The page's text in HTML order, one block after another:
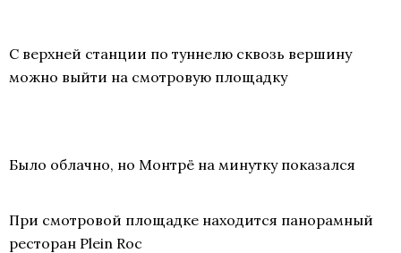
С верхней станции по туннелю сквозь вершину
можно выйти на смотровую площадку
Было облачно, но Монтрё на минутку показался
При смотровой площадке находится панорамный
ресторан Plein Roc